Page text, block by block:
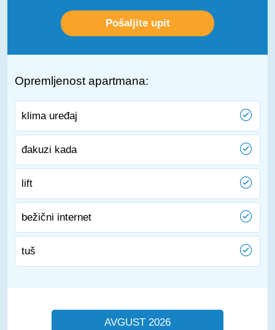
Opremljenost apartmana:
klima uređaj
đakuzi kada
lift
bežični internet
tuš
AVGUST 2026